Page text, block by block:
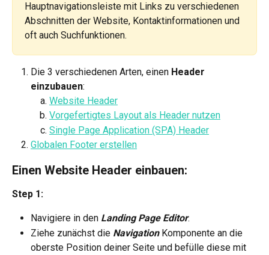
Hauptnavigationsleiste mit Links zu verschiedenen
Abschnitten der Website, Kontaktinformationen und
oft auch Suchfunktionen.
Die 3 verschiedenen Arten, einen Header
einzubauen:
Website Header
Vorgefertigtes Layout als Header nutzen
Single Page Application (SPA) Header
Globalen Footer erstellen
Einen Website Header einbauen:
Step 1:
Navigiere in den Landing Page Editor.
Ziehe zunächst die Navigation Komponente an die
oberste Position deiner Seite und befülle diese mit